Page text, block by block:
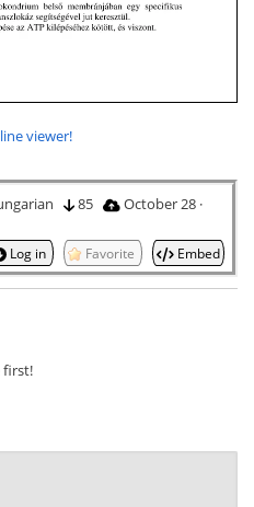
viewer!
85
October 28 ·
Log in Favorite Embed
first!